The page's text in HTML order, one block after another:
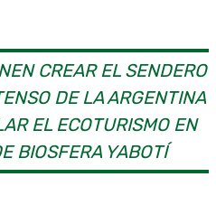
CREAR EL SENDERO
DE LA ARGENTINA
EL ECOTURISMO EN
BIOSFERA YABOTÍ